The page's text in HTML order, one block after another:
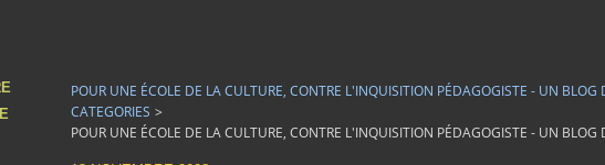
POUR UNE ÉCOLE DE LA CULTURE, CONTRE L'INQUISITION PÉDAGOGISTE - UN BLOG
CATEGORIES >
POUR UNE ÉCOLE DE LA CULTURE, CONTRE L'INQUISITION PÉDAGOGISTE - UN BLOG